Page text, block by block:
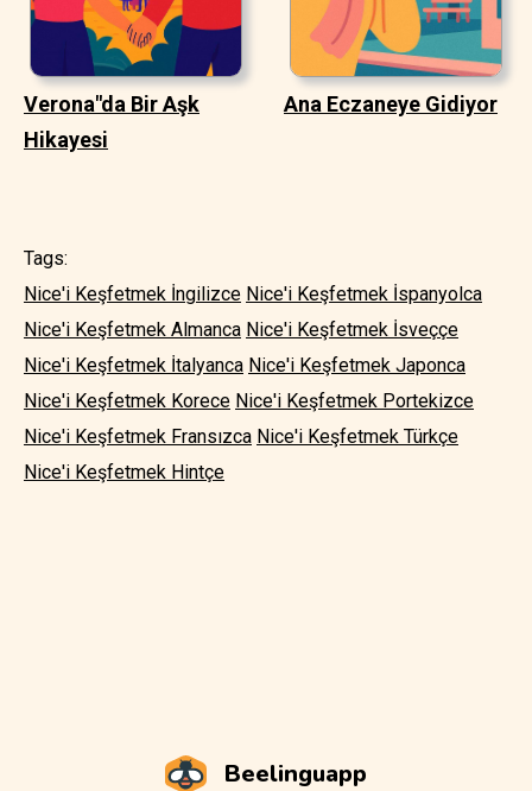
Verona"da Bir Aşk
Hikayesi
Ana Eczaneye Gidiyor
Tags:
Nice'i Keşfetmek İngilizce Nice'i Keşfetmek İspanyolca
Nice'i Keşfetmek Almanca Nice'i Keşfetmek İsveççe
Nice'i Keşfetmek İtalyanca Nice'i Keşfetmek Japonca
Nice'i Keşfetmek Korece Nice'i Keşfetmek Portekizce
Nice'i Keşfetmek Fransızca Nice'i Keşfetmek Türkçe
Nice'i Keşfetmek Hintçe
Beelinguapp